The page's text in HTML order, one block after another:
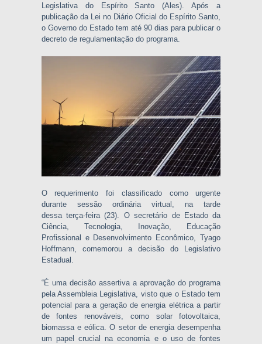
Legislativa do Espírito Santo (Ales). Após a
publicação da Lei no Diário Oficial do Espírito Santo,
o Governo do Estado tem até 90 dias para publicar o
decreto de regulamentação do programa.
O requerimento foi classificado como urgente
durante sessão ordinária virtual, na tarde
dessa terça-feira (23). O secretário de Estado da
Ciência, Tecnologia, Inovação, Educação
Profissional e Desenvolvimento Econômico, Tyago
Hoffmann, comemorou a decisão do Legislativo
Estadual.
“É uma decisão assertiva a aprovação do programa
pela Assembleia Legislativa, visto que o Estado tem
potencial para a geração de energia elétrica a partir
de fontes renováveis, como solar fotovoltaica,
biomassa e eólica. O setor de energia desempenha
um papel crucial na economia e o uso de fontes